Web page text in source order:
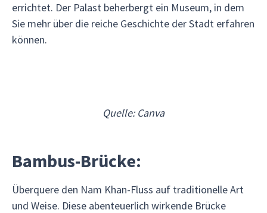
errichtet. Der Palast beherbergt ein Museum, in dem
Sie mehr über die reiche Geschichte der Stadt erfahren
können.
Quelle: Canva
Bambus-Brücke:
Überquere den Nam Khan-Fluss auf traditionelle Art
und Weise. Diese abenteuerlich wirkende Brücke